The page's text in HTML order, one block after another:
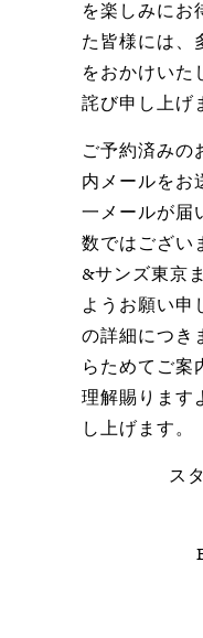
を楽しみにお
た皆様には、
をおかけいた
詫び申し上げ
ご予約済みの
内メールをお
一メールが届
数ではござい
&サンズ東京
ようお願い申
の詳細につき
らためてご案
理解賜ります
し上げます。
ス